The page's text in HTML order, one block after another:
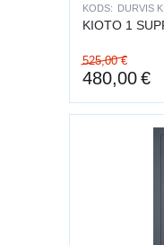
KODS: DURVIS
KIOTO 1
525,00 €
480,00€